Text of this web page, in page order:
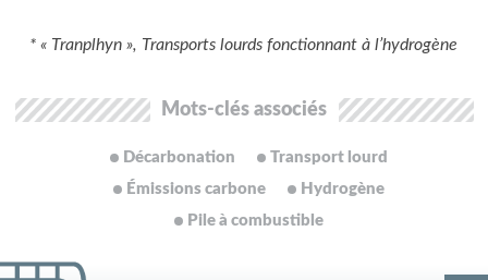
* « Tranplhyn », Transports lourds fonctionnant à l’hydrogène
Mots-clés associés
Décarbonation
Transport lourd
Émissions carbone
Hydrogène
Pile à combustible